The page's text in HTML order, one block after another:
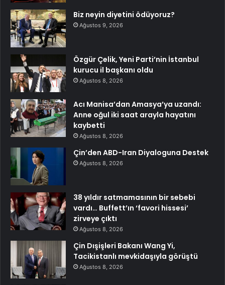
Biz neyin diyetini ödüyoruz?
Ağustos 9, 2026
Özgür Çelik, Yeni Parti’nin İstanbul
kurucu il başkanı oldu
Ağustos 8, 2026
Acı Manisa’dan Amasya’ya uzandı:
Anne oğul iki saat arayla hayatını
kaybetti
Ağustos 8, 2026
Çin’den ABD-Iran Diyaloguna Destek
Ağustos 8, 2026
38 yıldır satmamasının bir sebebi
vardı… Buffett’ın ‘favori hissesi’
zirveye çıktı
Ağustos 8, 2026
Çin Dışişleri Bakanı Wang Yi,
Tacikistanlı mevkidaşıyla görüştü
Ağustos 8, 2026